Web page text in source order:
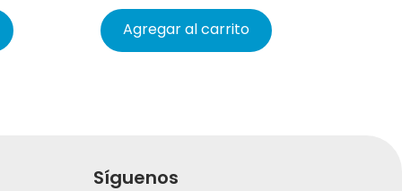
Agregar al carrito
Síguenos